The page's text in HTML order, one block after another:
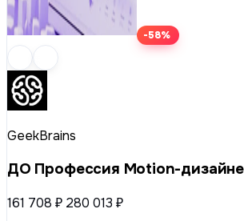
-58%
GeekBrains
ДО Профессия Motion-
161 708 ₽ 280 013 ₽